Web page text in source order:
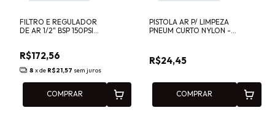
FILTRO E REGULADOR
DE AR 1/2" BSP 150PSI
R$172,56
8 x de R$21,57 sem juros
COMPRAR
PISTOLA AR P/ LIMPEZA
PNEUM CURTO NYLON -
R$24,45
COMPRAR